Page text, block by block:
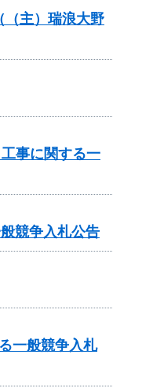
（主）瑞浪大野
事に関する一
競争入札公告
一般競争入札